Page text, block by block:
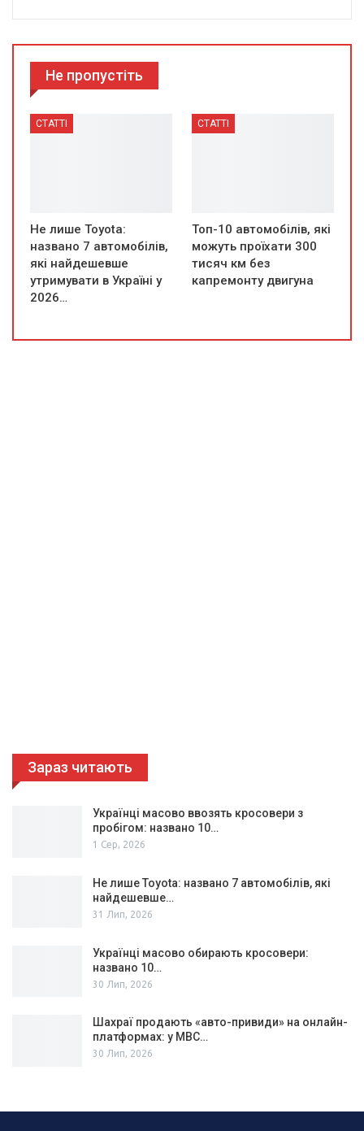
Не пропустіть
СТАТТІ
Не лише Toyota:
названо 7 автомобілів,
які найдешевше
утримувати в Україні у
2026…
СТАТТІ
Топ-10 автомобілів, які
можуть проїхати 300
тисяч км без
капремонту двигуна
Зараз читають
Українці масово ввозять кросовери з
пробігом: названо 10…
1 Сер, 2026
Не лише Toyota: названо 7 автомобілів, які
найдешевше…
31 Лип, 2026
Українці масово обирають кросовери:
названо 10…
30 Лип, 2026
Шахраї продають «авто-привиди» на онлайн-
платформах: у МВС…
30 Лип, 2026